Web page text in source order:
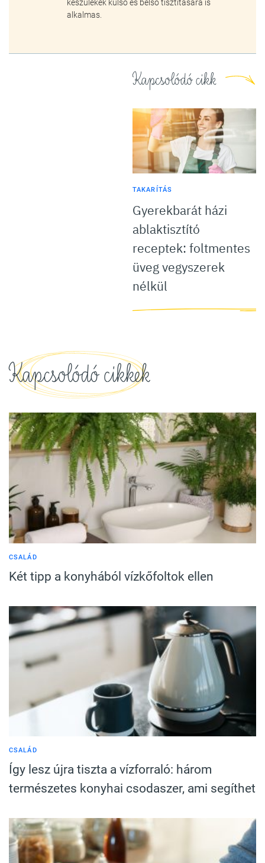
készülékek külső és belső tisztítására is
alkalmas.
Kapcsolódó cikk
TAKARÍTÁS
Gyerekbarát házi
ablaktisztító
receptek: foltmentes
üveg vegyszerek
nélkül
Kapcsolódó cikkek
CSALÁD
Két tipp a konyhából vízkőfoltok ellen
CSALÁD
Így lesz újra tiszta a vízforraló: három
természetes konyhai csodaszer, ami segíthet